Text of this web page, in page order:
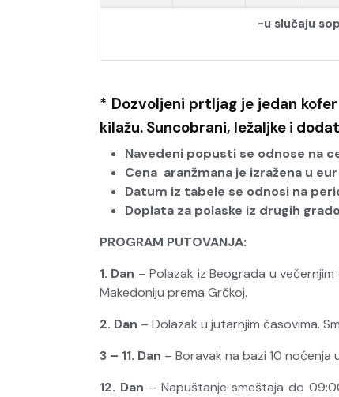
-u slučaju
* Dozvoljeni prtljag je jedan
kilažu. Suncobrani, ležaljke i
Navedeni popusti se odnose na
Cena aranžmana je izražena u
Datum iz tabele se odnosi na
Doplata za polaske iz drugih
PROGRAM PUTOVANJA:
1. Dan – Polazak iz Beograda u
Makedoniju prema Grčkoj.
2. Dan – Dolazak u jutarnjim časovima.
3 – 11. Dan – Boravak na bazi 10
12. Dan – Napuštanje smeštaja do